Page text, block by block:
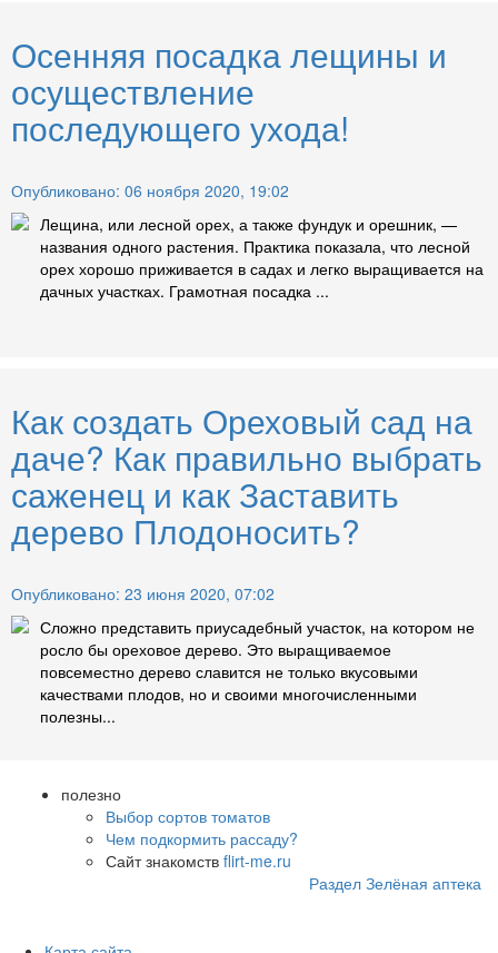
Осенняя посадка лещины и
осуществление
последующего ухода!
Опубликовано: 06 ноября 2020, 19:02
Лещина, или лесной орех, а также фундук и орешник, —
названия одного растения. Практика показала, что лесной
орех хорошо приживается в садах и легко выращивается на
дачных участках. Грамотная посадка ...
Как создать Ореховый сад на
даче? Как правильно выбрать
саженец и как Заставить
дерево Плодоносить?
Опубликовано: 23 июня 2020, 07:02
Сложно представить приусадебный участок, на котором не
росло бы ореховое дерево. Это выращиваемое
повсеместно дерево славится не только вкусовыми
качествами плодов, но и своими многочисленными
полезны...
полезно
Выбор сортов томатов
Чем подкормить рассаду?
Сайт знакомств flirt-me.ru
Раздел Зелёная аптека